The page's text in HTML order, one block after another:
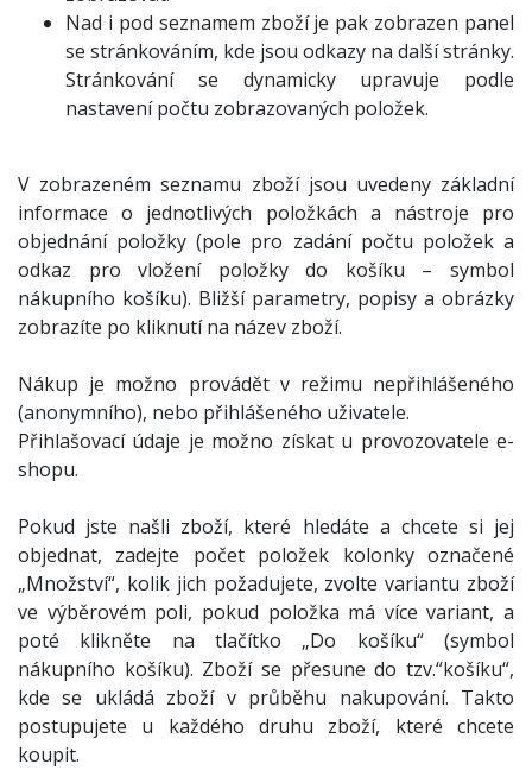
Nad i pod seznamem zboží je pak zobrazen panel
se stránkováním, kde jsou odkazy na další stránky.
Stránkování se dynamicky upravuje podle
nastavení počtu zobrazovaných položek.
V zobrazeném seznamu zboží jsou uvedeny základní
informace o jednotlivých položkách a nástroje pro
objednání položky (pole pro zadání počtu položek a
odkaz pro vložení položky do košíku – symbol
nákupního košíku). Bližší parametry, popisy a obrázky
zobrazíte po kliknutí na název zboží.
Nákup je možno provádět v režimu nepřihlášeného
(anonymního), nebo přihlášeného uživatele.
Přihlašovací údaje je možno získat u provozovatele e-
shopu.
Pokud jste našli zboží, které hledáte a chcete si jej
objednat, zadejte počet položek kolonky označené
„Množství“, kolik jich požadujete, zvolte variantu zboží
ve výběrovém poli, pokud položka má více variant, a
poté klikněte na tlačítko „Do košíku“ (symbol
nákupního košíku). Zboží se přesune do tzv.“košíku“,
kde se ukládá zboží v průběhu nakupování. Takto
postupujete u každého druhu zboží, které chcete
koupit.